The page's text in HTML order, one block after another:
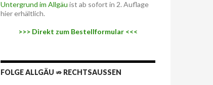
Untergrund im Allgäu ist ab sofort in 2. Auflage
hier erhältlich.
>>> Direkt zum Bestellformular <<<
FOLGE ALLGÄU ⇏ RECHTSAUSSEN